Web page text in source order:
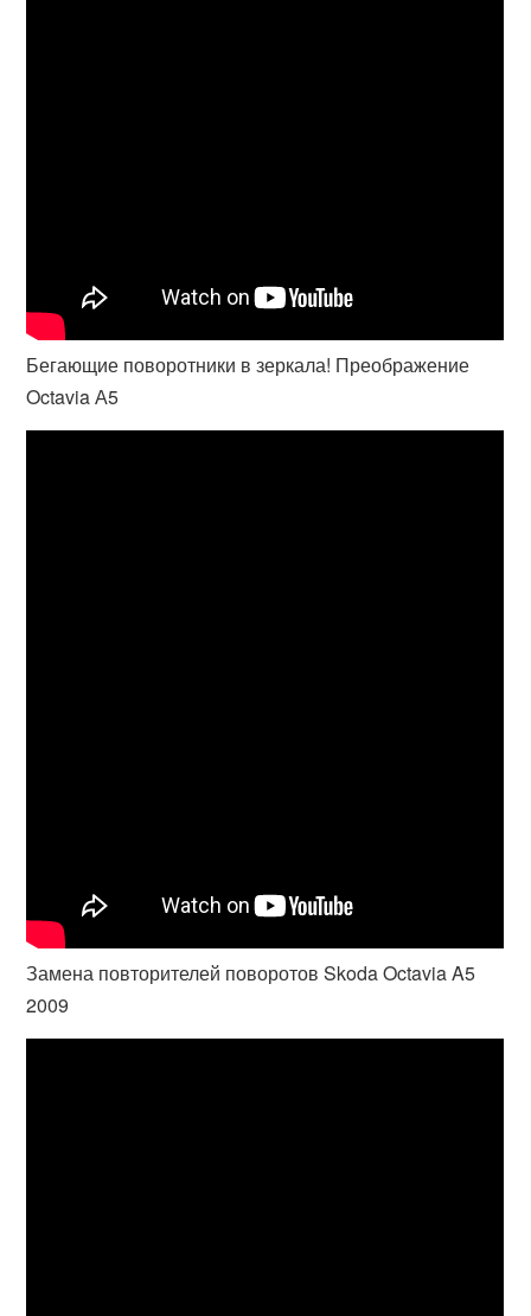
Бегающие поворотники в зеркала! Преображение
Octavia А5
Замена повторителей поворотов Skoda Octavia A5
2009